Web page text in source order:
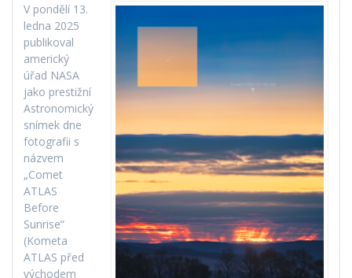
V pondělí 13.
ledna 2025
publikoval
americký
úřad NASA
jako prestižní
Astronomický
snímek dne
fotografii s
názvem
„Comet
ATLAS
Before
Sunrise“
(Kometa
ATLAS před
východem